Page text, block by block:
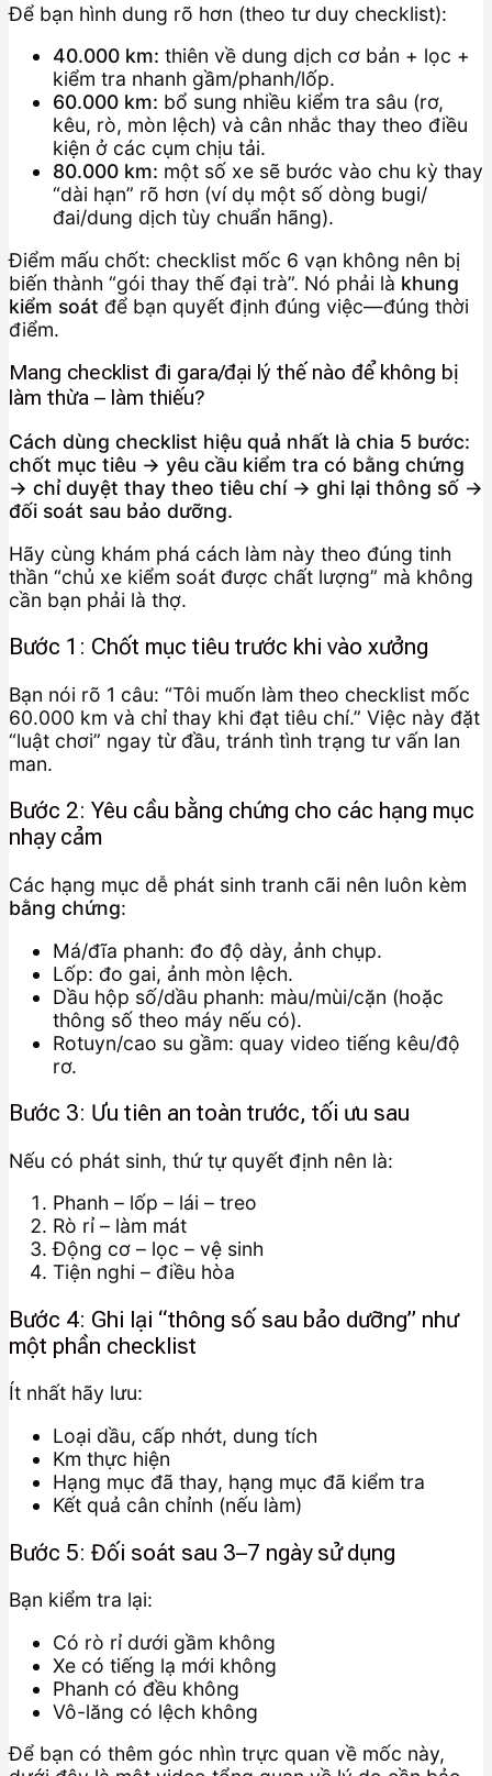
Để bạn hình dung rõ hơn (theo tư duy checklist):
40.000 km: thiên về dung dịch cơ bản + lọc +
kiểm tra nhanh gầm/phanh/lốp.
60.000 km: bổ sung nhiều kiểm tra sâu (rơ,
kêu, rò, mòn lệch) và cân nhắc thay theo điều
kiện ở các cụm chịu tải.
80.000 km: một số xe sẽ bước vào chu kỳ thay
“dài hạn” rõ hơn (ví dụ một số dòng bugi/
đai/dung dịch tùy chuẩn hãng).
Điểm mấu chốt: checklist mốc 6 vạn không nên bị
biến thành “gói thay thế đại trà”. Nó phải là khung
kiểm soát để bạn quyết định đúng việc—đúng thời
điểm.
Mang checklist đi gara/đại lý thế nào để không bị
làm thừa – làm thiếu?
Cách dùng checklist hiệu quả nhất là chia 5 bước:
chốt mục tiêu → yêu cầu kiểm tra có bằng chứng
→ chỉ duyệt thay theo tiêu chí → ghi lại thông số →
đối soát sau bảo dưỡng.
Hãy cùng khám phá cách làm này theo đúng tinh
thần “chủ xe kiểm soát được chất lượng” mà không
cần bạn phải là thợ.
Bước 1: Chốt mục tiêu trước khi vào xưởng
Bạn nói rõ 1 câu: “Tôi muốn làm theo checklist mốc
60.000 km và chỉ thay khi đạt tiêu chí.” Việc này đặt
“luật chơi” ngay từ đầu, tránh tình trạng tư vấn lan
man.
Bước 2: Yêu cầu bằng chứng cho các hạng mục
nhạy cảm
Các hạng mục dễ phát sinh tranh cãi nên luôn kèm
bằng chứng:
Má/đĩa phanh: đo độ dày, ảnh chụp.
Lốp: đo gai, ảnh mòn lệch.
Dầu hộp số/dầu phanh: màu/mùi/cặn (hoặc
thông số theo máy nếu có).
Rotuyn/cao su gầm: quay video tiếng kêu/độ
rơ.
Bước 3: Ưu tiên an toàn trước, tối ưu sau
Nếu có phát sinh, thứ tự quyết định nên là:
Phanh – lốp – lái – treo
Rò rỉ – làm mát
Động cơ – lọc – vệ sinh
Tiện nghi – điều hòa
Bước 4: Ghi lại “thông số sau bảo dưỡng” như
một phần checklist
Ít nhất hãy lưu:
Loại dầu, cấp nhớt, dung tích
Km thực hiện
Hạng mục đã thay, hạng mục đã kiểm tra
Kết quả cân chỉnh (nếu làm)
Bước 5: Đối soát sau 3–7 ngày sử dụng
Bạn kiểm tra lại:
Có rò rỉ dưới gầm không
Xe có tiếng lạ mới không
Phanh có đều không
Vô-lăng có lệch không
Để bạn có thêm góc nhìn trực quan về mốc này,